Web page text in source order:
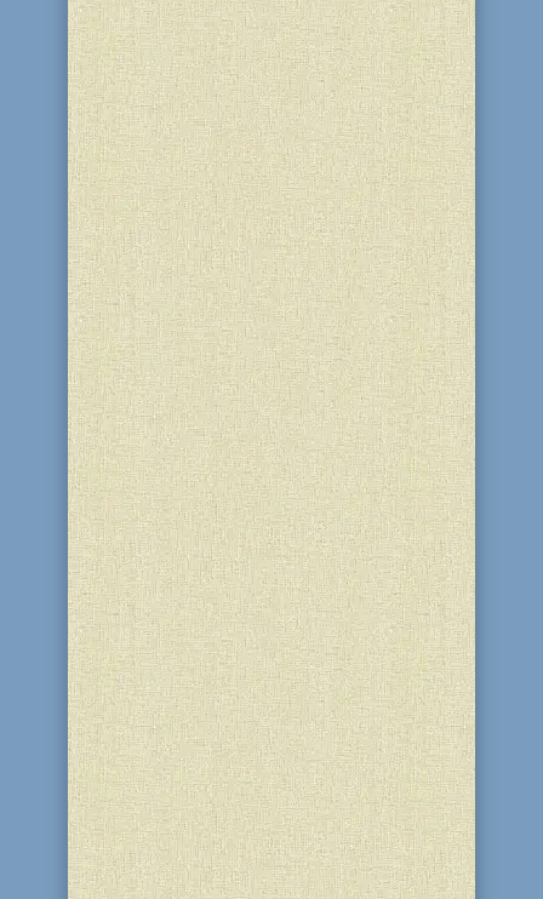
09.12.2015г. состоялось открытие
компьютерных курсов «Интел плюс»
для участников клуба «Золотой век».
Курсы «Интел плюс» - это новые
возможности для людей старшего
возраста приобрести знания работы
на компьютере. Овладев
компьютерной грамотой, слушатели
получат...